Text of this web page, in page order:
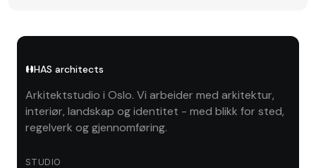
HAS architects
Arkitektstudio i Oslo. Vi arbeider med arkitektur,
interiør, landskap og identitet - med blikk for sted,
regelverk og gjennomføring.
STUDIO